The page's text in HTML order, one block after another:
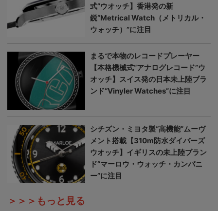
式”ウオッチ】香港発の新
鋭“Metrical Watch（メトリカル・
ウォッチ）”に注目
まるで本物のレコードプレーヤー
【本格機械式“アナログレコード”ウ
オッチ】スイス発の日本未上陸ブラ
ンド“Vinyler Watches”に注目
シチズン・ミヨタ製“高機能”ムーヴ
メント搭載【310m防水ダイバーズ
ウオッチ】イギリスの未上陸ブラン
ド“マーロウ・ウォッチ・カンパニ
ー”に注目
＞＞＞もっと見る